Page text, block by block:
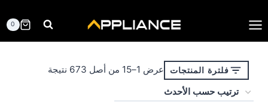
إلى
المحتوى
0
فلترة المنتجات عرض 1–15 من أصل 673 نتيجة